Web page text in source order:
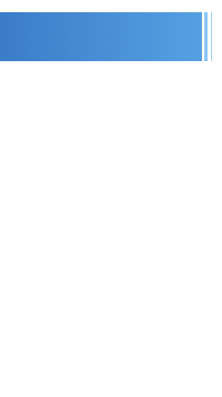
可作为电池电极材料
板块边界锁定状态存在区域
实际情况和需求分配99.3亿
”恶化的蛋白质“MYL9/12”，
应用于量子计算机
网络将其打造为下一代社会
拓展社会公众创造力，依托